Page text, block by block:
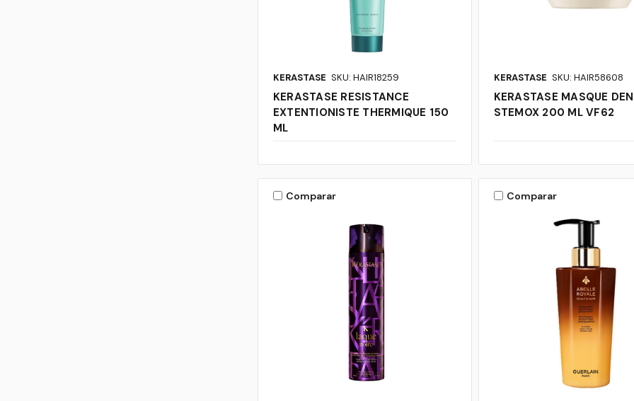
KERASTASE SKU: HAIR18259
KERASTASE RESISTANCE
EXTENTIONISTE THERMIQUE 150
ML
KERASTASE SKU: HAIR58608
KERASTASE MASQUE
STEMOX 200 ML VF62
Comparar Comparar